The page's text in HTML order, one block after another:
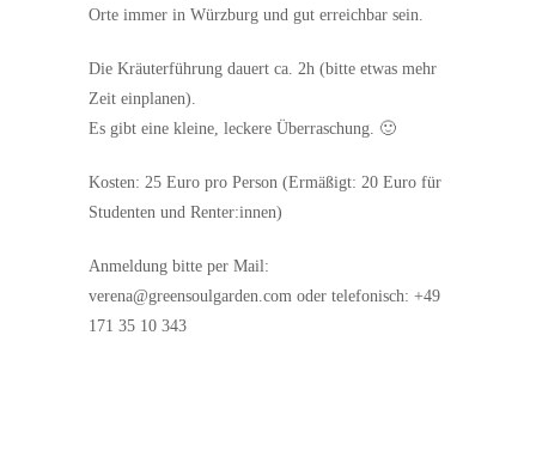
Orte immer in Würzburg und gut erreichbar sein.
Die Kräuterführung dauert ca. 2h (bitte etwas mehr
Zeit einplanen).
Es gibt eine kleine, leckere Überraschung. 🙂
Kosten: 25 Euro pro Person (Ermäßigt: 20 Euro für
Studenten und Renter:innen)
Anmeldung bitte per Mail:
verena@greensoulgarden.com oder telefonisch: +49
171 35 10 343